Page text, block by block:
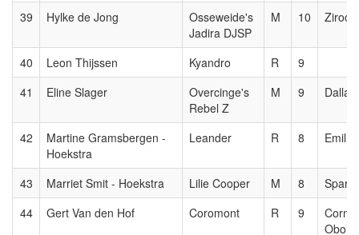
39
Hylke de Jong
Osseweide's
Jadira DJSP
M 10
40 Leon Thijssen Kyandro R
9
41
Eline Slager
Overcinge's
Rebel Z
M 9
42
Martine Gramsbergen -
Hoekstra
Leander R 8
43 Marriet Smit - Hoekstra Lilie Cooper M 8
44
Gert Van den Hof Coromont R 9
Cornet